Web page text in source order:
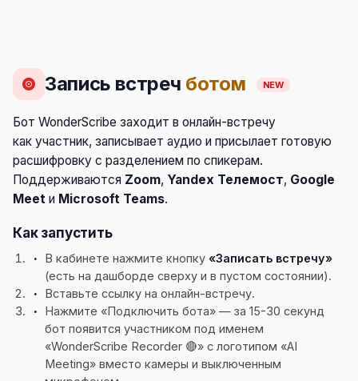
Запись встреч ботом NEW
Бот WonderScribe заходит в онлайн-встречу
как участник, записывает аудио и присылает готовую
расшифровку с разделением по спикерам.
Поддерживаются Zoom, Yandex Телемост, Google
Meet и Microsoft Teams.
Как запустить
В кабинете нажмите кнопку «Записать встречу»
(есть на дашборде сверху и в пустом состоянии).
Вставьте ссылку на онлайн-встречу.
Нажмите «Подключить бота» — за 15-30 секунд
бот появится участником под именем
«WonderScribe Recorder 🔴» с логотипом «AI
Meeting» вместо камеры и выключенным